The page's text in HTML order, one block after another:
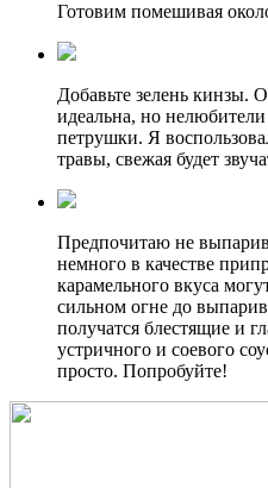
Готовим помешивая
Добавьте зелень кинзы.
идеальна, но нелюбители
петрушки. Я
травы, свежая будет
Предпочитаю не
немного в качестве
карамельного вкуса
сильном огне до
получатся блестящие и
устричного и соевого
просто. Попробуйте!